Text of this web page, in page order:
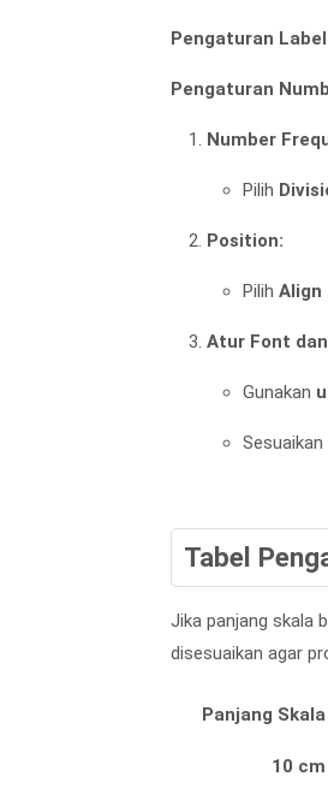
Pengaturan
Pengaturan
Number
Pilih
Position:
Pilih
Atur Font
Gunakan
Tabel
Jika panjang skala
disesuaikan agar
Panjang
10 cm